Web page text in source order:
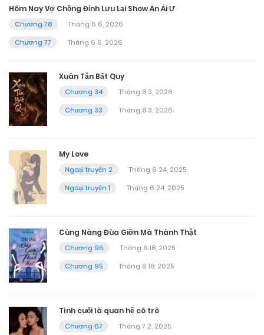
Hôm Nay Vợ Chồng Đỉnh Lưu Lại Show Ân Ái Ư
Chương 78
Tháng 6 6, 2026
Chương 77
Tháng 6 6, 2026
Xuân Tẫn Bất Quy
Chương 34
Tháng 8 3, 2026
Chương 33
Tháng 8 3, 2026
My Love
Ngoại truyện 2
Tháng 6 24, 2025
Ngoại truyện 1
Tháng 6 24, 2025
Cùng Nàng Đùa Giỡn Mà Thành Thật
Chương 96
Tháng 6 18, 2025
Chương 95
Tháng 6 18, 2025
Tình cuối là quan hệ cô trò
Chương 67 Tháng 7 2, 2025